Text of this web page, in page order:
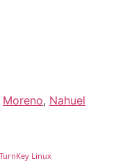
Moreno, Nahuel
TurnKey Linux